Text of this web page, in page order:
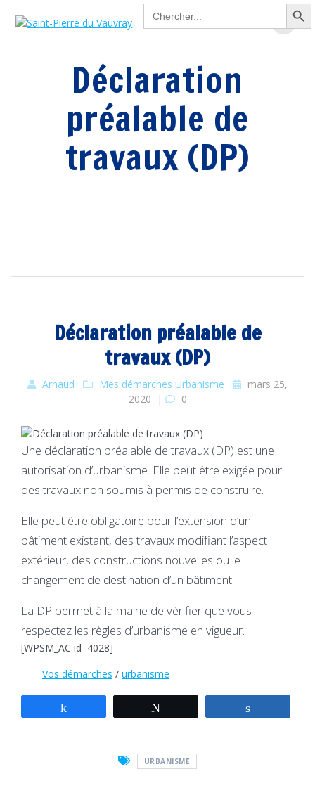
Search Search Button
Passer
au
Déclaration
préalable de
travaux (DP)
Déclaration préalable de
travaux (DP)
Arnaud Mes démarches Urbanisme
mars 25,
2020 | 0
Une déclaration préalable de travaux (DP) est une
autorisation d’urbanisme. Elle peut être exigée pour
des travaux non soumis à permis de construire.
Elle peut être obligatoire pour l’extension d’un
bâtiment existant, des travaux modifiant l’aspect
extérieur, des constructions nouvelles ou le
changement de destination d’un bâtiment.
La DP permet à la mairie de vérifier que vous
respectez les règles d’urbanisme en vigueur.
[WPSM_AC id=4028]
Vos démarches / urbanisme
URBANISME